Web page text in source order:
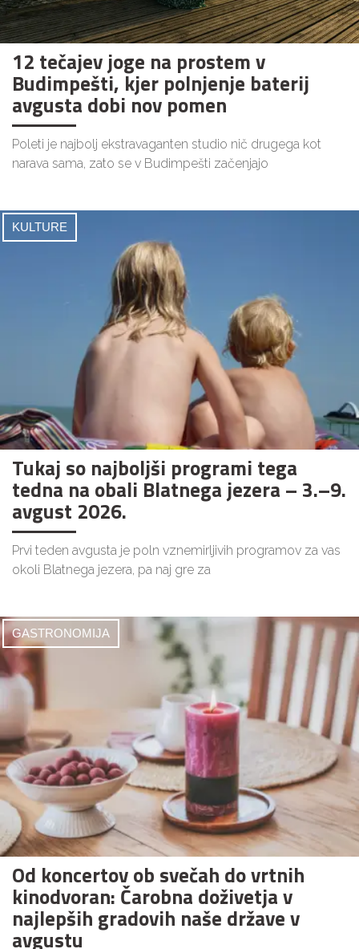
12 tečajev joge na prostem v
Budimpešti, kjer polnjenje baterij
avgusta dobi nov pomen
Poleti je najbolj ekstravaganten studio nič drugega kot
narava sama, zato se v Budimpešti začenjajo
KULTURE
Tukaj so najboljši programi tega
tedna na obali Blatnega jezera – 3.–9.
avgust 2026.
Prvi teden avgusta je poln vznemirljivih programov za vas
okoli Blatnega jezera, pa naj gre za
GASTRONOMIJA
Od koncertov ob svečah do vrtnih
kinodvoran: Čarobna doživetja v
najlepših gradovih naše države v
avgustu